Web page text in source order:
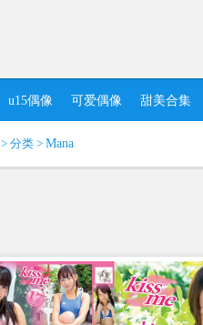
u15偶像 可爱偶像 甜美合集
> 分类 > Mana